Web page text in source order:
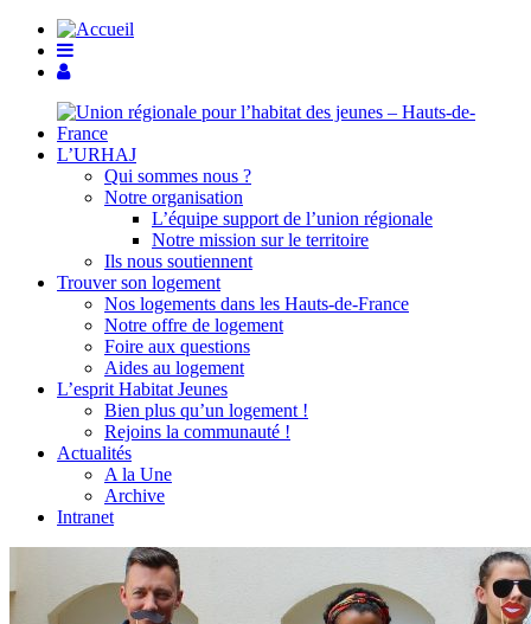
L’URHAJ
Qui sommes nous ?
Notre organisation
L’équipe support de l’union régionale
Notre mission sur le territoire
Ils nous soutiennent
Trouver son logement
Nos logements dans les Hauts-de-France
Notre offre de logement
Foire aux questions
Aides au logement
L’esprit Habitat Jeunes
Bien plus qu’un logement !
Rejoins la communauté !
Actualités
A la Une
Archive
Intranet